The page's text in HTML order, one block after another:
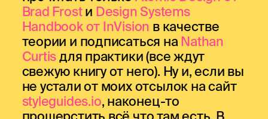
Brad Frostи Design Systems
Handbook от InVision в качестве
теории и подписаться на Nathan
Curtis для практики (все ждут
свежую книгу от него). Ну и, если вы
не устали от моих отсылок на сайт
styleguides.io, наконец-то
прошерстить всё что там есть. В